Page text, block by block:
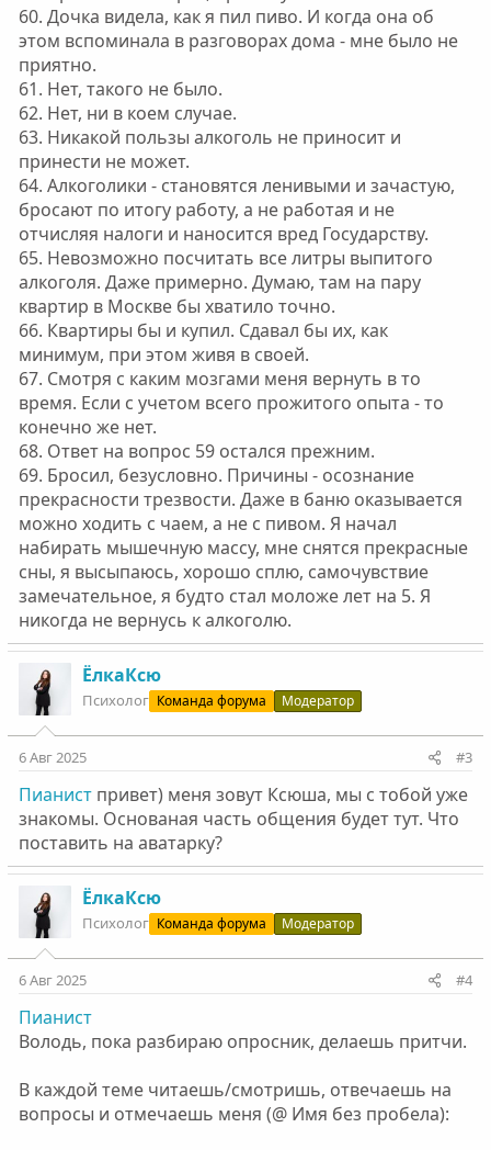
60. Дочка видела, как я пил пиво. И когда она об
этом вспоминала в разговорах дома - мне было не
приятно.
61. Нет, такого не было.
62. Нет, ни в коем случае.
63. Никакой пользы алкоголь не приносит и
принести не может.
64. Алкоголики - становятся ленивыми и зачастую,
бросают по итогу работу, а не работая и не
отчисляя налоги и наносится вред Государству.
65. Невозможно посчитать все литры выпитого
алкоголя. Даже примерно. Думаю, там на пару
квартир в Москве бы хватило точно.
66. Квартиры бы и купил. Сдавал бы их, как
минимум, при этом живя в своей.
67. Смотря с каким мозгами меня вернуть в то
время. Если с учетом всего прожитого опыта - то
конечно же нет.
68. Ответ на вопрос 59 остался прежним.
69. Бросил, безусловно. Причины - осознание
прекрасности трезвости. Даже в баню оказывается
можно ходить с чаем, а не с пивом. Я начал
набирать мышечную массу, мне снятся прекрасные
сны, я высыпаюсь, хорошо сплю, самочувствие
замечательное, я будто стал моложе лет на 5. Я
никогда не вернусь к алкоголю.
ЁлкаКсю
Психолог Команда форума Модератор
6 Авг 2025 #3
Пианистпривет) меня зовут Ксюша, мы с тобой уже
знакомы. Основаная часть общения будет тут. Что
поставить на аватарку?
ЁлкаКсю
Психолог Команда форума Модератор
6 Авг 2025 #4
Пианист
Володь, пока разбираю опросник, делаешь притчи.
В каждой теме читаешь/смотришь, отвечаешь на
вопросы и отмечаешь меня (@ Имя без пробела):